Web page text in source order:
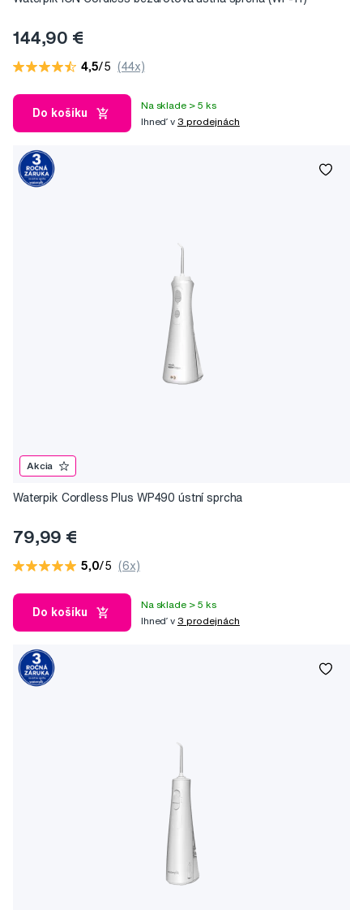
144,90 €
4,5/5 (44x)
Do košíku
Na sklade > 5 ks
Ihneď v 3 prodejnách
Akcia
Waterpik Cordless Plus WP490 ústní sprcha
79,99 €
5,0/5 (6x)
Do košíku
Na sklade > 5 ks
Ihneď v 3 prodejnách